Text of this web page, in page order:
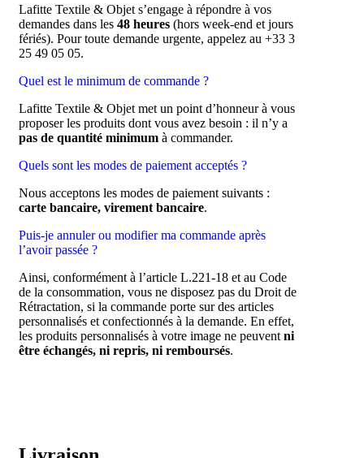
Lafitte Textile & Objet s’engage à répondre à vos
demandes dans les 48 heures (hors week-end et jours
fériés). Pour toute demande urgente, appelez au +33 3
25 49 05 05.
Quel est le minimum de commande ?
Lafitte Textile & Objet met un point d’honneur à vous
proposer les produits dont vous avez besoin : il n’y a
pas de quantité minimum à commander.
Quels sont les modes de paiement acceptés ?
Nous acceptons les modes de paiement suivants :
carte bancaire, virement bancaire.
Puis-je annuler ou modifier ma commande après
l’avoir passée ?
Ainsi, conformément à l’article L.221-18 et au Code
de la consommation, vous ne disposez pas du Droit de
Rétractation, si la commande porte sur des articles
personnalisés et confectionnés à la demande. En effet,
les produits personnalisés à votre image ne peuventni
être échangés, ni repris, ni remboursés.